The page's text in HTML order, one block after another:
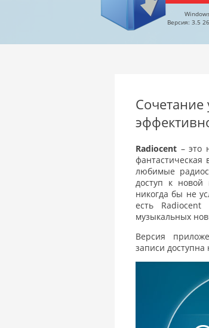
Версия: 3.5
Сочетание
Radiocent – это
фантастическая
любимые
доступ к
никогда бы не
есть
музыкальных
Версия
записи